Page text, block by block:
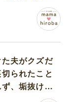
に心が痛む
た夫がクズだ
られたこと
、垢抜けた
いるのかと嘆